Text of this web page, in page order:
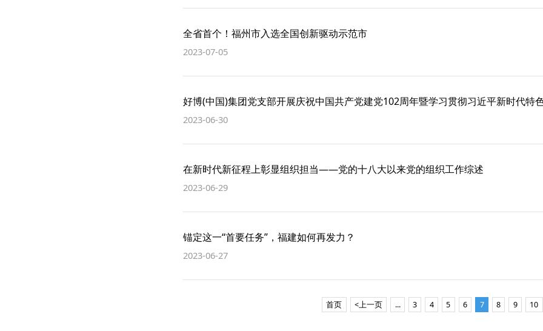
全省首个！福州市入选全国创新驱动示范市
2023-07-05
好博(中国)集团党支部开展庆祝中国共产党建党102周年暨学习贯彻习近平新时代特
2023-06-30
在新时代新征程上彰显组织担当——党的十八大以来党的组织工作综述
2023-06-29
锚定这一“首要任务”，福建如何再发力？
2023-06-27
首页 <上一页 ... 3 4 5 6 7 8 9 10